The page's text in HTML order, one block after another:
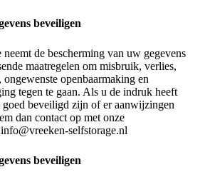
beveiligen
de bescherming van uw gegevens
maatregelen om misbruik, verlies,
openbaarmaking en
tegen te gaan. Als u de indruk heeft
goed beveiligd zijn of er aanwijzingen
dan contact op met onze
selfstorage.nl
beveiligen